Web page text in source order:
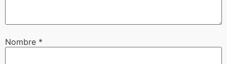
Nombre *